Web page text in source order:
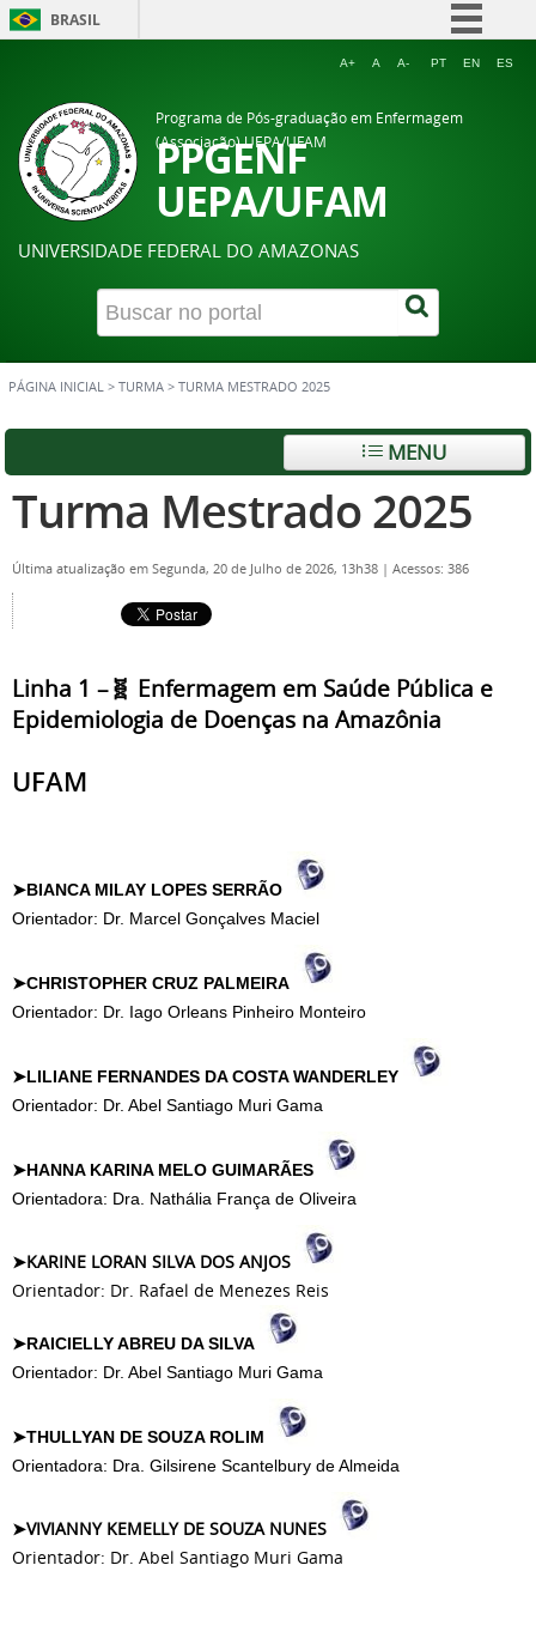
BRASIL
Simplifique!
Legislação
Canais
A+ A A- PT EN ES
Programa de Pós-graduação em Enfermagem
(Associação) UEPA/UFAM
PPGENF
UEPA/UFAM
UNIVERSIDADE FEDERAL DO AMAZONAS
PÁGINA INICIAL > TURMA > TURMA MESTRADO 2025
MENU
Turma Mestrado 2025
Última atualização em Segunda, 20 de Julho de 2026, 13h38 | Acessos: 386
Linha 1 –🧬 Enfermagem em Saúde Pública e
Epidemiologia de Doenças na Amazônia
UFAM
➤BIANCA MILAY LOPES SERRÃO
Orientador: Dr. Marcel Gonçalves Maciel
➤CHRISTOPHER CRUZ PALMEIRA
Orientador: Dr. Iago Orleans Pinheiro Monteiro
➤LILIANE FERNANDES DA COSTA WANDERLEY
Orientador: Dr. Abel Santiago Muri Gama
➤HANNA KARINA MELO GUIMARÃES
Orientadora: Dra. Nathália França de Oliveira
➤KARINE LORAN SILVA DOS ANJOS
Orientador: Dr. Rafael de Menezes Reis
➤RAICIELLY ABREU DA SILVA
Orientador: Dr. Abel Santiago Muri Gama
➤THULLYAN DE SOUZA ROLIM
Orientadora: Dra. Gilsirene Scantelbury de Almeida
➤VIVIANNY KEMELLY DE SOUZA NUNES
Orientador: Dr. Abel Santiago Muri Gama